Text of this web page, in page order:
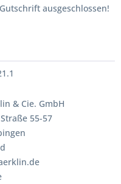
ausgeschlossen!
& Cie. GmbH
55-57